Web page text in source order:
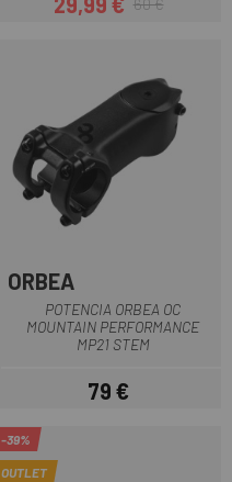
Precio
Precio regular
60 €
ORBEA
POTENCIA ORBEA OC
MOUNTAIN PERFORMANCE
MP21 STEM
Precio
79 €
-39%
OUTLET